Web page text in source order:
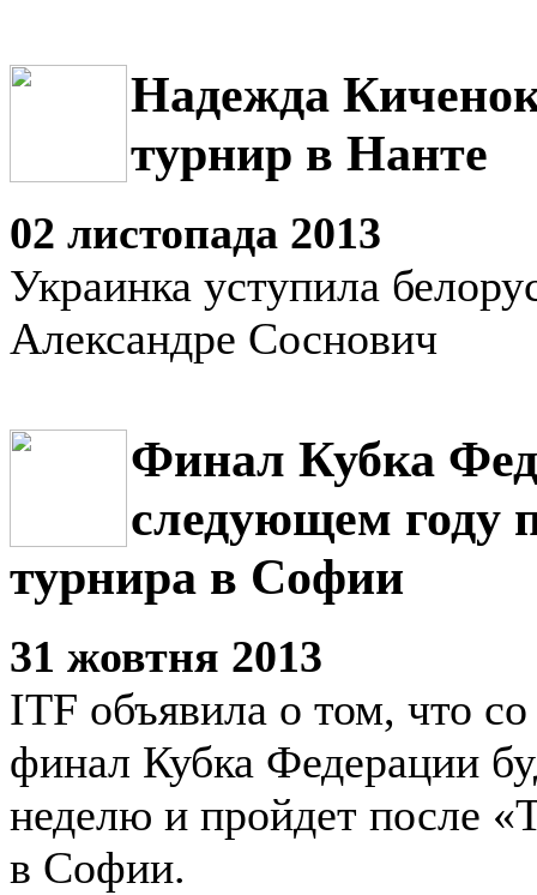
Надежда
турнир в Нанте
02 листопада 2013
Украинка уступила
Александре Соснович
Финал Кубка
следующем году
турнира в Софии
31 жовтня 2013
ITF объявила о том, что
финал Кубка Федерации
неделю и пройдет после
в Софии.